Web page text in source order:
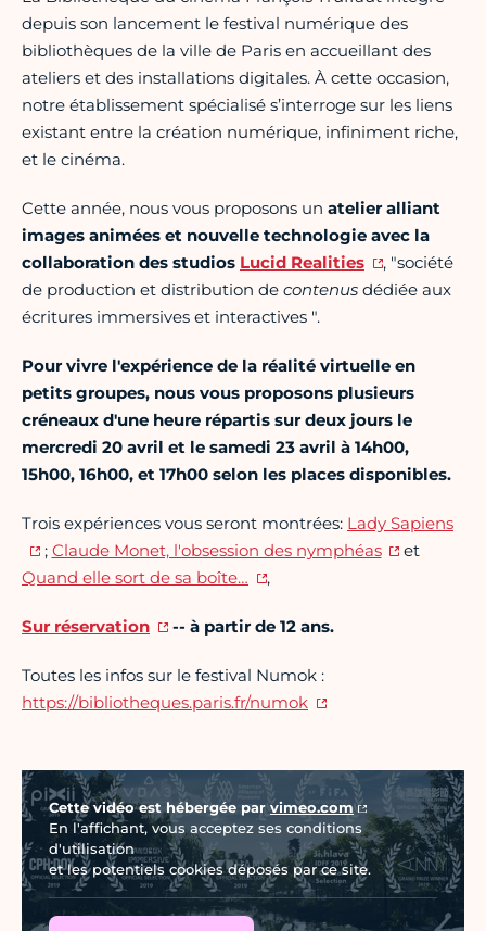
depuis son lancement le festival numérique des
bibliothèques de la ville de Paris en accueillant des
ateliers et des installations digitales. À cette occasion,
notre établissement spécialisé s’interroge sur les liens
existant entre la création numérique, infiniment riche,
et le cinéma.
Cette année, nous vous proposons un atelier alliant
images animées et nouvelle technologie avec la
collaboration des studios Lucid Realities
, "société
de production et distribution de contenus dédiée aux
écritures immersives et interactives ".
Pour vivre l'expérience de la réalité virtuelle en
petits groupes, nous vous proposons plusieurs
créneaux d'une heure répartis sur deux jours le
mercredi 20 avril et le samedi 23 avril à 14h00,
15h00, 16h00, et 17h00 selon les places disponibles.
Trois expériences vous seront montrées: Lady Sapiens
; Claude Monet, l'obsession des nymphéas
et
Quand elle sort de sa boîte…
,
Sur réservation -- à partir de 12 ans.
Toutes les infos sur le festival Numok :
https://bibliotheques.paris.fr/numok
Vidéo Vimeo
Cette vidéo est hébergée parvimeo.com
En l'affichant, vous acceptez ses conditions
d'utilisation
et les potentiels cookies déposés par ce site.